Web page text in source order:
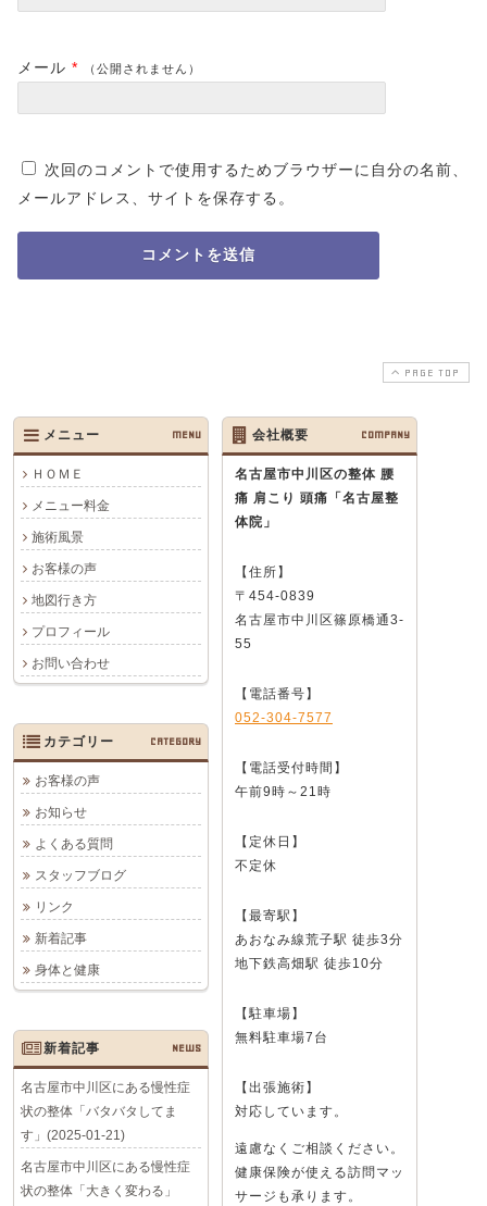
メール * （公開されません）
次回のコメントで使用するためブラウザーに自分の名前、
メールアドレス、サイトを保存する。
PAGE TOP
メニュー MENU
ＨＯＭＥ
メニュー料金
施術風景
お客様の声
地図行き方
プロフィール
お問い合わせ
会社概要 COMPANY
名古屋市中川区の整体 腰
痛 肩こり 頭痛 「名古屋整
体院」
【住所】
〒454-0839
名古屋市中川区篠原橋通3-
55
【電話番号】
052-304-7577
【電話受付時間】
午前9時～21時
【定休日】
不定休
【最寄駅】
あおなみ線荒子駅 徒歩3分
地下鉄高畑駅 徒歩10分
【駐車場】
無料駐車場7台
【出張施術】
対応しています。
遠慮なくご相談ください。
健康保険が使える訪問マッ
サージも承ります。
カテゴリー CATEGORY
お客様の声
お知らせ
よくある質問
スタッフブログ
リンク
新着記事
身体と健康
新着記事 NEWS
名古屋市中川区にある慢性症
状の整体「バタバタしてま
す」(2025-01-21)
名古屋市中川区にある慢性症
状の整体「大きく変わる」